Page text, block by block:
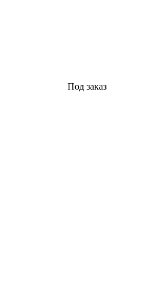
Под заказ